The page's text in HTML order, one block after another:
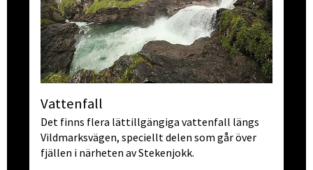
Vattenfall
Det finns flera lättillgängiga vattenfall längs
Vildmarksvägen, speciellt delen som går över
fjällen i närheten av Stekenjokk.